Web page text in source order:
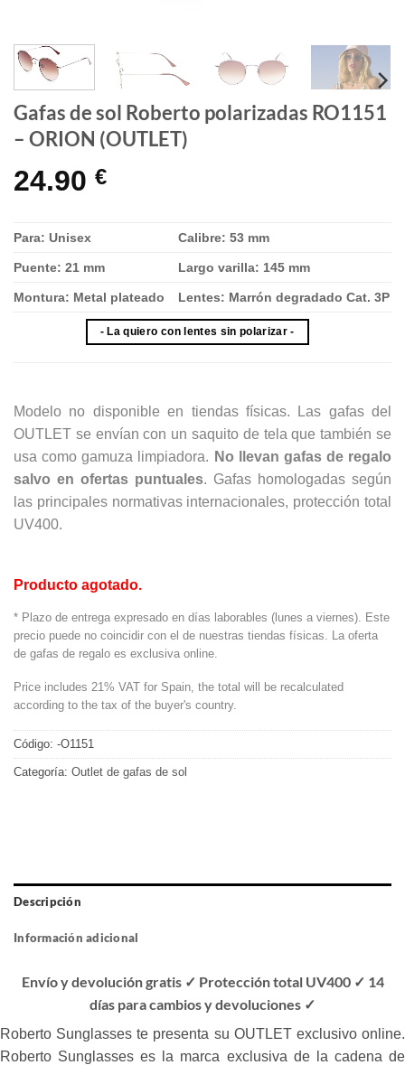
Gafas de sol Roberto polarizadas RO1151
– ORION (OUTLET)
24.90 €
Para: Unisex Calibre: 53 mm
Puente: 21 mm Largo varilla: 145 mm
Montura: Metal plateado Lentes: Marrón degradado Cat. 3P
- La quiero con lentes sin polarizar -
Modelo no disponible en tiendas físicas. Las gafas del
OUTLET se envían con un saquito de tela que también se
usa como gamuza limpiadora. No llevan gafas de regalo
salvo en ofertas puntuales. Gafas homologadas según
las principales normativas internacionales, protección total
UV400.
Producto agotado.
* Plazo de entrega expresado en días laborables (lunes a viernes). Este
precio puede no coincidir con el de nuestras tiendas físicas. La oferta
de gafas de regalo es exclusiva online.
Price includes 21% VAT for Spain, the total will be recalculated
according to the tax of the buyer's country.
Código: -O1151
Categoría: Outlet de gafas de sol
Descripción
Información adicional
Envío y devolución gratis ✓ Protección total UV400 ✓ 14
días para cambios y devoluciones ✓
Roberto Sunglasses te presenta su OUTLET exclusivo online.
Roberto Sunglasses es la marca exclusiva de la cadena de